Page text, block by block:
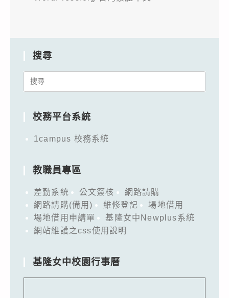
搜尋
Search
校務平台系統
1campus 校務系統
教職員專區
差勤系統 公文簽核
網路請購
網路請購(備用)
維修登記
場地借用
場地借用申請單
基隆女中Newplus系統
網站維護之css使用說明
基隆女中校園行事曆